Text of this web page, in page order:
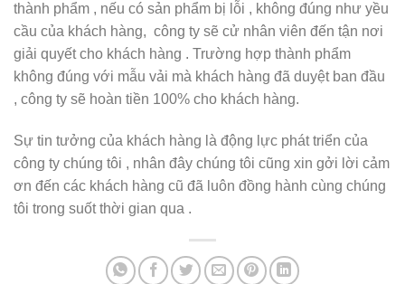
thành phẩm , nếu có sản phẩm bị lỗi , không đúng như yều
cầu của khách hàng, công ty sẽ cử nhân viên đến tận nơi
giải quyết cho khách hàng . Trường hợp thành phẩm
không đúng với mẫu vải mà khách hàng đã duyệt ban đầu
, công ty sẽ hoàn tiền 100% cho khách hàng.
Sự tin tưởng của khách hàng là động lực phát triển của
công ty chúng tôi , nhân đây chúng tôi cũng xin gởi lời cảm
ơn đến các khách hàng cũ đã luôn đồng hành cùng chúng
tôi trong suốt thời gian qua .